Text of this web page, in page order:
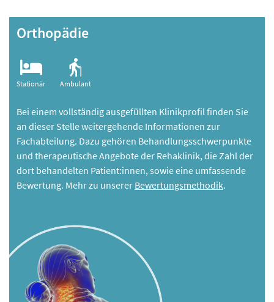
Orthopädie
Stationär Ambulant
Bei einem vollständig ausgefüllten Klinikprofil finden Sie
an dieser Stelle weitergehende Informationen zur
Fachabteilung. Dazu gehören Behandlungsschwerpunkte
und therapeutische Angebote der Rehaklinik, die Zahl der
dort behandelten Patient:innen, sowie eine umfassende
Bewertung. Mehr zu unserer Bewertungsmethodik.